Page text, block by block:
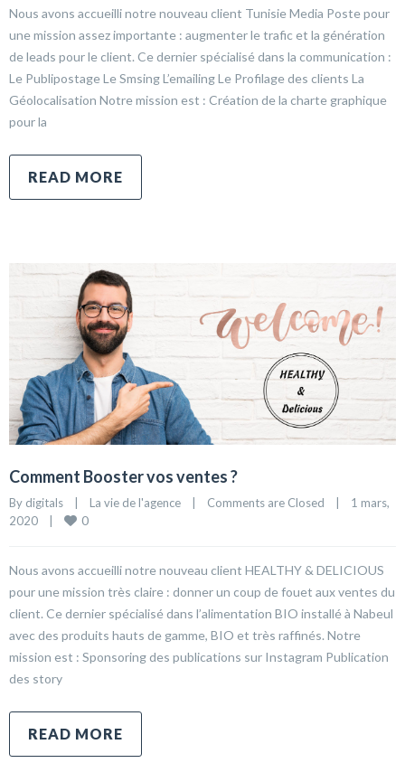
Nous avons accueilli notre nouveau client Tunisie Media Poste pour
une mission assez importante : augmenter le trafic et la génération
de leads pour le client. Ce dernier spécialisé dans la communication :
Le Publipostage Le Smsing L’emailing Le Profilage des clients La
Géolocalisation Notre mission est : Création de la charte graphique
pour la
READ MORE
Comment Booster vos ventes ?
By digitals La vie de l'agence Comments are Closed
1 mars,
2020
0
Nous avons accueilli notre nouveau client HEALTHY & DELICIOUS
pour une mission très claire : donner un coup de fouet aux ventes du
client. Ce dernier spécialisé dans l’alimentation BIO installé à Nabeul
avec des produits hauts de gamme, BIO et très raffinés. Notre
mission est : Sponsoring des publications sur Instagram Publication
des story
READ MORE